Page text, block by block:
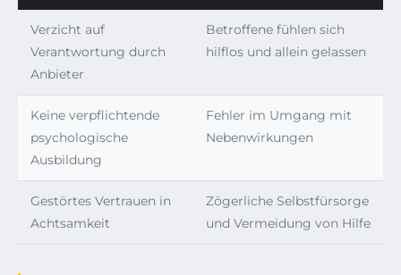
Verzicht auf
Verantwortung durch
Anbieter
Betroffene fühlen sich
hilflos und allein gelassen
Keine verpflichtende
psychologische
Ausbildung
Fehler im Umgang mit
Nebenwirkungen
Gestörtes Vertrauen in
Achtsamkeit
Zögerliche Selbstfürsorge
und Vermeidung von Hilfe